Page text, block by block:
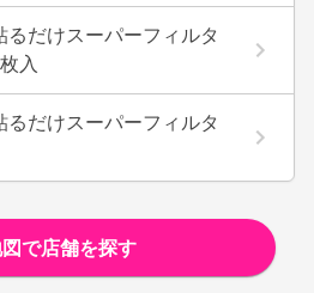
だけスーパーフィルタ
入
だけスーパーフィルタ
で店舗を探す